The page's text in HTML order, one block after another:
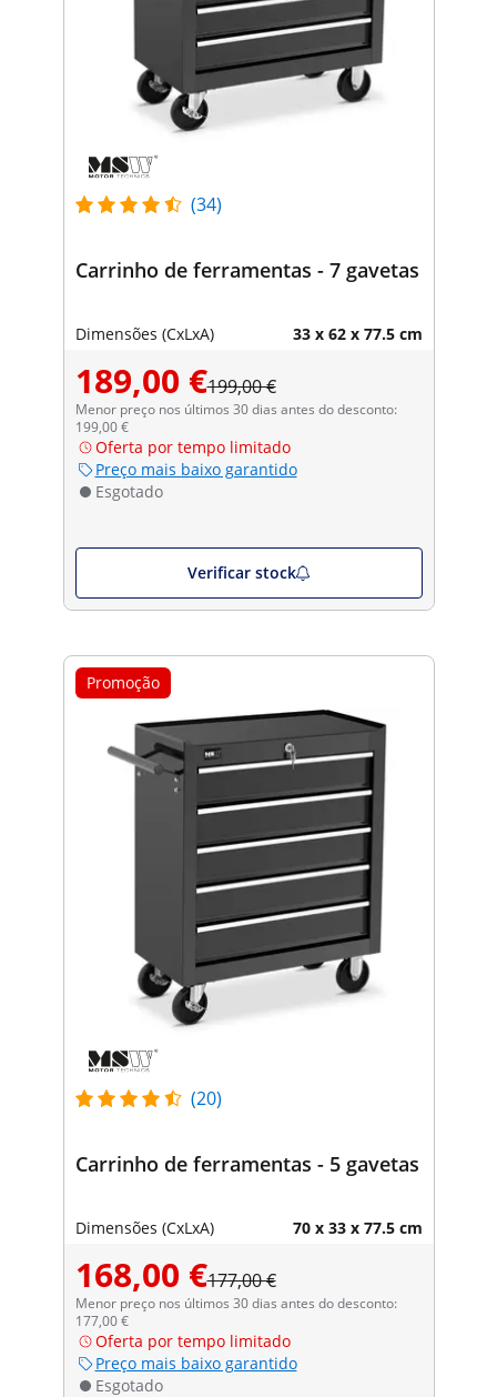
(34)
Carrinho de ferramentas - 7 gavetas
Dimensões (CxLxA) 33 x 62 x 77.5 cm
189,00 €199,00 €
Menor preço nos últimos 30 dias antes do desconto:
199,00 €
Oferta por tempo limitado
Preço mais baixo garantido
Esgotado
Verificar stock
Promoção
(20)
Carrinho de ferramentas - 5 gavetas
Dimensões (CxLxA) 70 x 33 x 77.5 cm
168,00 €177,00 €
Menor preço nos últimos 30 dias antes do desconto:
177,00 €
Oferta por tempo limitado
Preço mais baixo garantido
Esgotado